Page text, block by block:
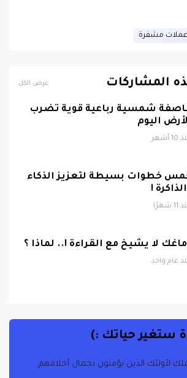
عملات مشفرة
المشاركات عرض الكل
شمسية رباعية قوية تضرب
اليوم
أشهر
خطوات بسيطة لتعزيز الذكاء
!
شهرًا
لا يشيخ مع القراءة !.. لماذا ؟
عام واحد
ستغير حياتك :)
لأولئك الذين يؤمنون بجمال أحلامهم.
يحدث عندما تكون مشغولاً بوضع خطط